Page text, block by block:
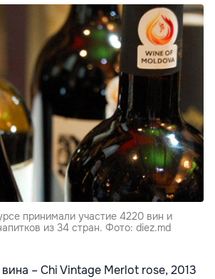
принимали участие 4220 вин и
из 34 стран. Фото: diez.md
– Chi Vintage Merlot rose, 2013